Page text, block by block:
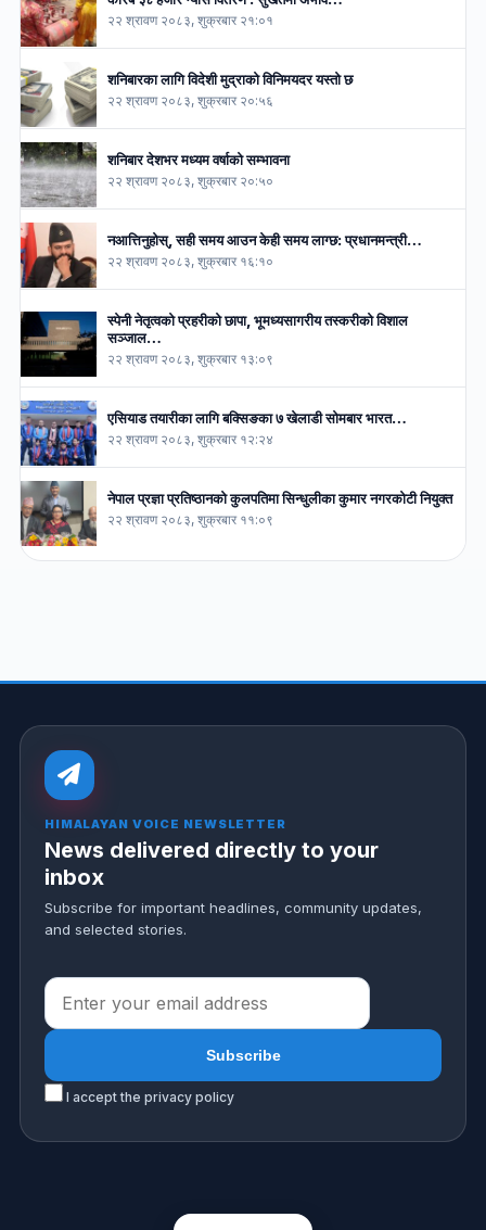
२२ श्रावण २०८३, शुक्रबार २१:०१
शनिबारका लागि विदेशी मुद्राको विनिमयदर यस्तो छ
२२ श्रावण २०८३, शुक्रबार २०:५६
शनिबार देशभर मध्यम वर्षाको सम्भावना
२२ श्रावण २०८३, शुक्रबार २०:५०
नआत्तिनुहोस्, सही समय आउन केही समय लाग्छ: प्रधानमन्त्री…
२२ श्रावण २०८३, शुक्रबार १६:१०
स्पेनी नेतृत्वको प्रहरीको छापा, भूमध्यसागरीय तस्करीको विशाल
सञ्जाल…
२२ श्रावण २०८३, शुक्रबार १३:०९
एसियाड तयारीका लागि बक्सिङका ७ खेलाडी सोमबार भारत…
२२ श्रावण २०८३, शुक्रबार १२:२४
नेपाल प्रज्ञा प्रतिष्ठानको कुलपतिमा सिन्धुलीका कुमार नगरकोटी नियुक्त
२२ श्रावण २०८३, शुक्रबार ११:०९
HIMALAYAN VOICE NEWSLETTER
News delivered directly to your
inbox
Subscribe for important headlines, community updates,
and selected stories.
I accept the privacy policy